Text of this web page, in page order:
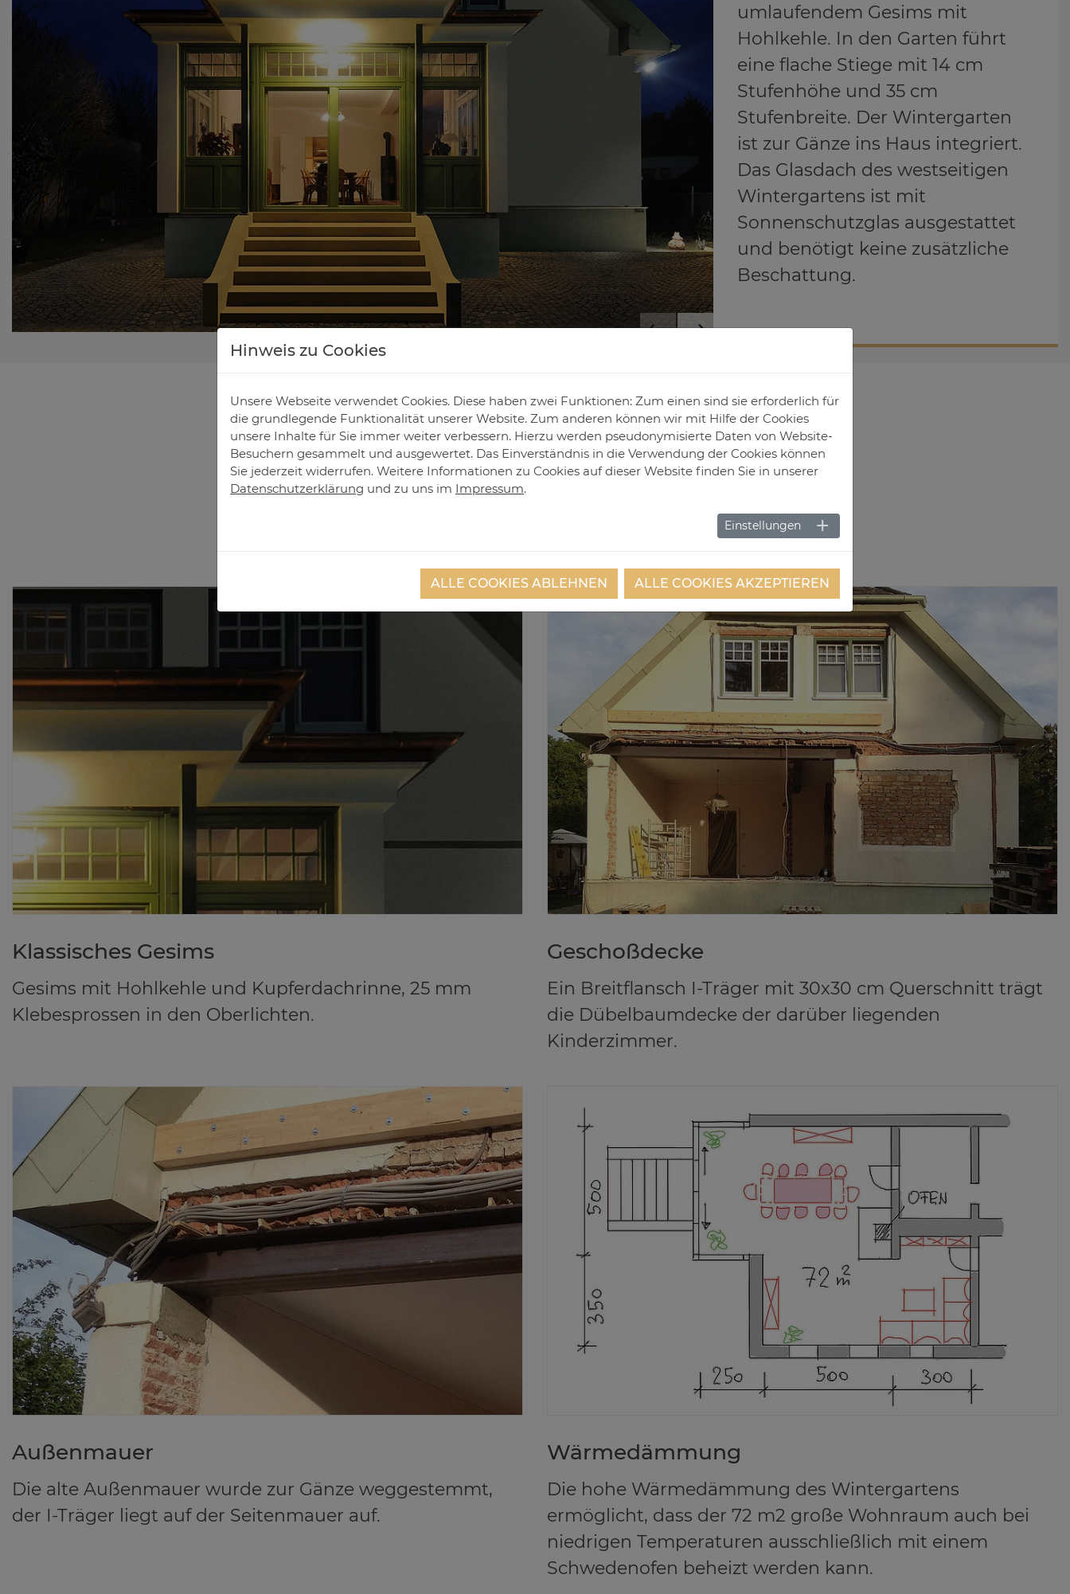
umlaufendem Gesims mit
Hohlkehle. In den Garten führt
eine flache Stiege mit 14 cm
Stufenhöhe und 35 cm
Stufenbreite. Der Wintergarten
ist zur Gänze ins Haus integriert.
Das Glasdach des westseitigen
Wintergartens ist mit
Sonnenschutzglas ausgestattet
und benötigt keine zusätzliche
Beschattung.
DE­TAILS
Klas­si­sches Ge­sims
Gesims mit Hohlkehle und Kupferdachrinne, 25 mm
Klebesprossen in den Oberlichten.
Ge­schoß­de­cke
Ein Breitflansch I-Träger mit 30x30 cm Querschnitt trägt
die Dübelbaumdecke der darüber liegenden
Kinderzimmer.
Au­ßen­mau­er
Die alte Außenmauer wurde zur Gänze weggestemmt,
der I-Träger liegt auf der Seitenmauer auf.
Wär­me­däm­mung
Die hohe Wärmedämmung des Wintergartens
ermöglicht, dass der 72 m2 große Wohnraum auch bei
niedrigen Temperaturen ausschließlich mit einem
Schwedenofen beheizt werden kann.
Hinweis zu Cookies
Unsere Webseite verwendet Cookies. Diese haben zwei Funktionen: Zum einen sind sie erforderlich für
die grundlegende Funktionalität unserer Website. Zum anderen können wir mit Hilfe der Cookies
unsere Inhalte für Sie immer weiter verbessern. Hierzu werden pseudonymisierte Daten von Website-
Besuchern gesammelt und ausgewertet. Das Einverständnis in die Verwendung der Cookies können
Sie jederzeit widerrufen. Weitere Informationen zu Cookies auf dieser Website finden Sie in unserer
Datenschutzerklärung und zu uns im Impressum.
Einstellungen
ALLE COOKIES ABLEHNEN ALLE COOKIES AKZEPTIEREN